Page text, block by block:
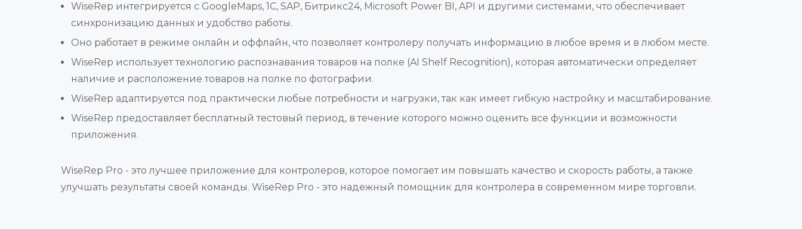
WiseRep интегрируется с GoogleMaps, 1С, SAP, Битрикс24, Microsoft Power BI, API и другими системами, что обеспечивает
синхронизацию данных и удобство работы.
Оно работает в режиме онлайн и оффлайн, что позволяет контролеру получать информацию в любое время и в любом месте.
WiseRep использует технологию распознавания товаров на полке (AI Shelf Recognition), которая автоматически определяет
наличие и расположение товаров на полке по фотографии.
WiseRep адаптируется под практически любые потребности и нагрузки, так как имеет гибкую настройку и масштабирование.
WiseRep предоставляет бесплатный тестовый период, в течение которого можно оценить все функции и возможности
приложения.
WiseRep Pro - это лучшее приложение для контролеров, которое помогает им повышать качество и скорость работы, а также
улучшать результаты своей команды. WiseRep Pro - это надежный помощник для контролера в современном мире торговли.